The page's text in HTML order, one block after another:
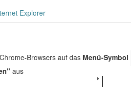
Explorer
Browsers auf das Menü-Symbol
aus